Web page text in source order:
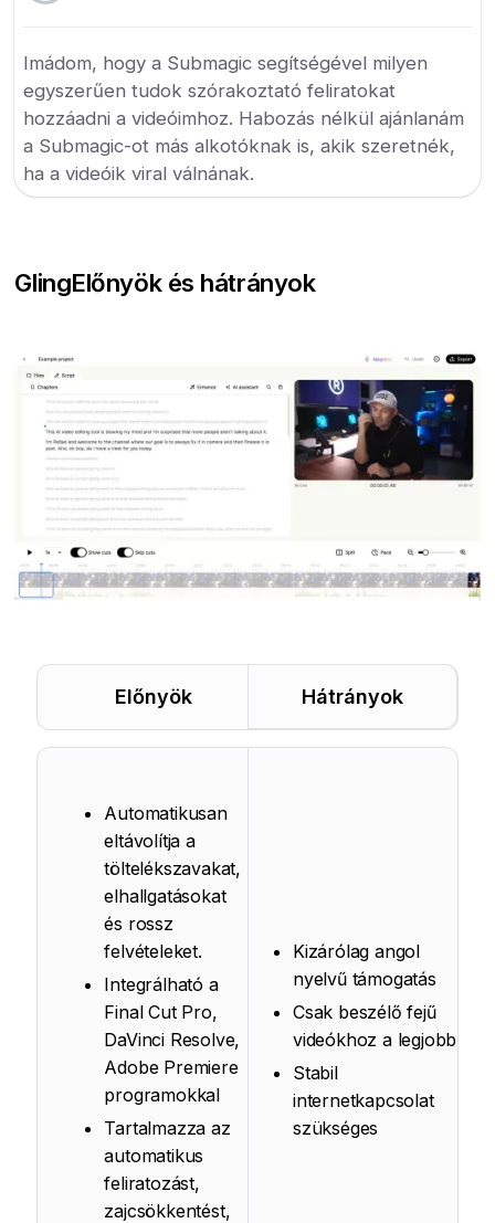
Imádom, hogy a Submagic segítségével milyen
egyszerűen tudok szórakoztató feliratokat
hozzáadni a videóimhoz. Habozás nélkül ajánlanám
a Submagic-ot más alkotóknak is, akik szeretnék,
ha a videóik viral válnának.
GlingElőnyök és hátrányok
Előnyök Hátrányok
Automatikusan
eltávolítja a
töltelékszavakat,
elhallgatásokat
és rossz
felvételeket.
Integrálható a
Final Cut Pro,
DaVinci Resolve,
Adobe Premiere
programokkal
Tartalmazza az
automatikus
feliratozást,
zajcsökkentést,
Kizárólag angol
nyelvű támogatás
Csak beszélő fejű
videókhoz a legjobb
Stabil
internetkapcsolat
szükséges